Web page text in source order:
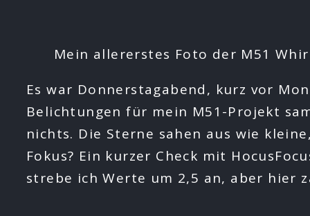
Mein allererstes Foto der M51
Es war Donnerstagabend, kurz vor
Belichtungen für mein M51-Projekt
nichts. Die Sterne sahen aus wie
Fokus? Ein kurzer Check mit
strebe ich Werte um 2,5 an, aber hier